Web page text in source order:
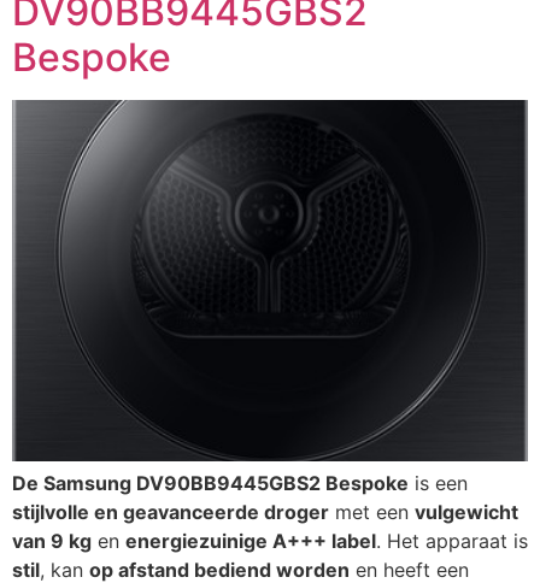
DV90BB9445GBS2
Bespoke
De Samsung DV90BB9445GBS2 Bespoke is een
stijlvolle en geavanceerde droger met een vulgewicht
van 9 kg en energiezuinige A+++ label. Het apparaat is
stil, kan op afstand bediend worden en heeft een